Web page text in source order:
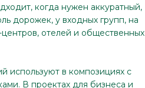
когда нужен аккуратный,
дорожек, у входных групп, на
отелей и общественных
используют в композициях с
В проектах для бизнеса и